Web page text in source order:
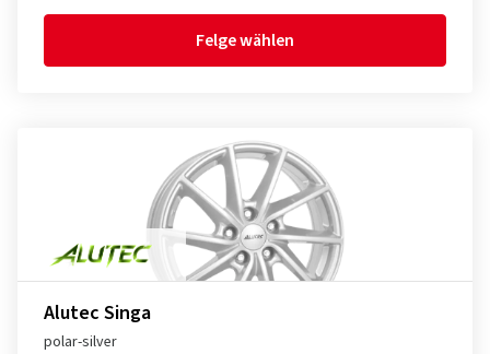
Felge wählen
Alutec Singa
polar-silver